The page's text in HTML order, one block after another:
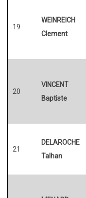
19
WEINREICH
Clement
20
VINCENT
Baptiste
21
DELAROCHE
Talhan